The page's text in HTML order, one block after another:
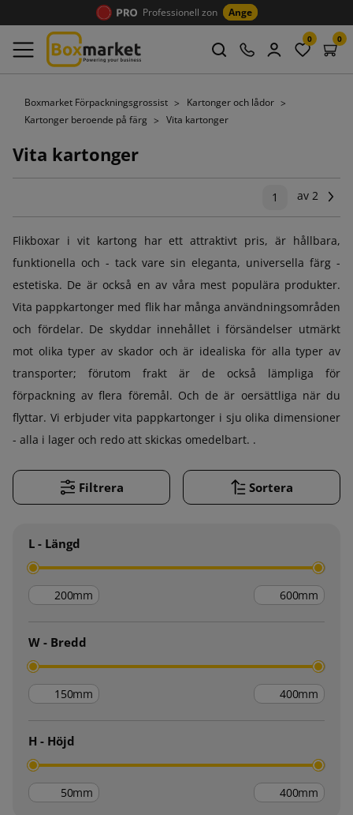
Professionell zon Ange
0 0
Boxmarket Förpackningsgrossist
Kartonger och lådor
Kartonger beroende på färg
Vita kartonger
Vita kartonger
1 av 2
Flikboxar i vit kartong har ett attraktivt pris, är hållbara,
funktionella och - tack vare sin eleganta, universella färg -
estetiska. De är också en av våra mest populära produkter.
Vita pappkartonger med flik har många användningsområden
och fördelar. De skyddar innehållet i försändelser utmärkt
mot olika typer av skador och är idealiska för alla typer av
transporter; förutom frakt är de också lämpliga för
förpackning av flera föremål. Och de är oersättliga när du
flyttar. Vi erbjuder vita pappkartonger i sju olika dimensioner
- alla i lager och redo att skickas omedelbart. .
Filtrera Sortera
L - Längd
mm mm
W - Bredd
mm mm
H - Höjd
mm mm